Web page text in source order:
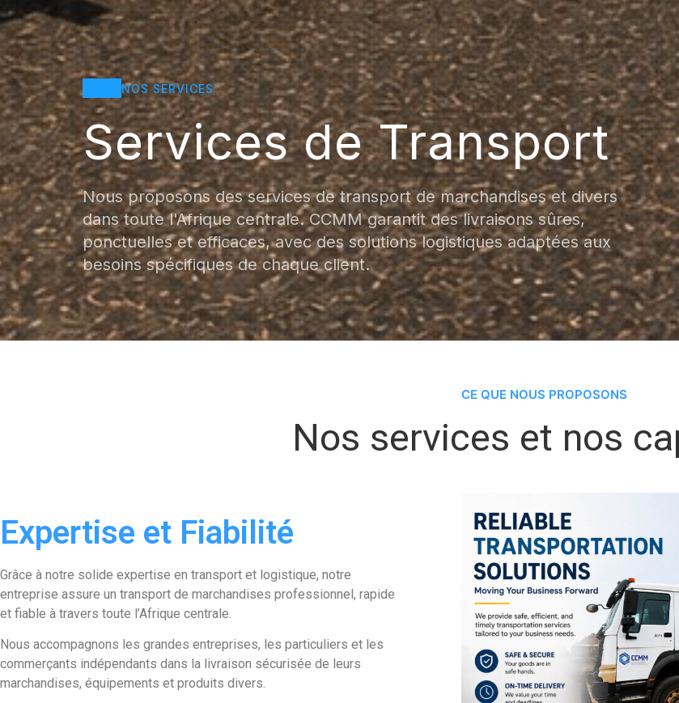
NOS SERVICES
Services de Transport
Nous proposons des services de transport de marchandises et divers
dans toute l'Afrique centrale. CCMM garantit des livraisons sûres,
ponctuelles et efficaces, avec des solutions logistiques adaptées aux
besoins spécifiques de chaque client.
CE QUE NOUS PROPOSONS
Nos services et nos
Expertise et Fiabilité
Grâce à notre solide expertise en transport et logistique, notre
entreprise assure un transport de marchandises professionnel, rapide
et fiable à travers toute l’Afrique centrale.
Nous accompagnons les grandes entreprises, les particuliers et les
commerçants indépendants dans la livraison sécurisée de leurs
marchandises, équipements et produits divers.